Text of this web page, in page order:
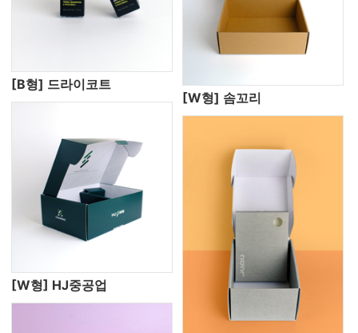
[B형] 드라이코트
[W형] 솜꼬리
[W형] HJ중공업